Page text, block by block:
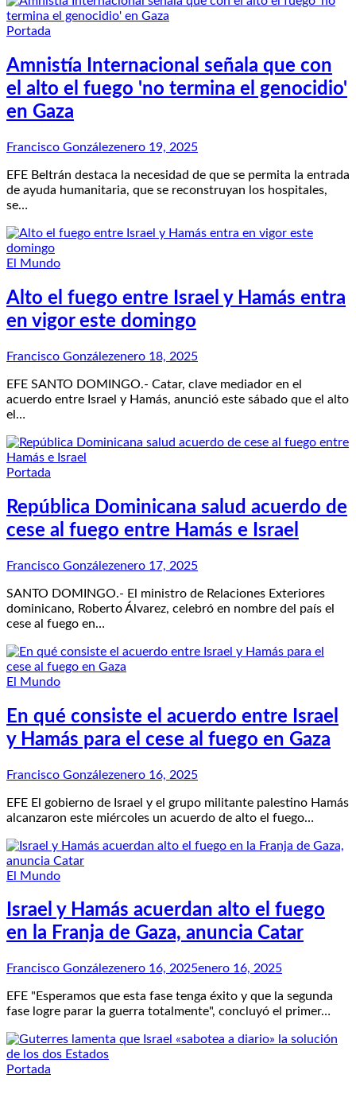
Portada
Amnistía Internacional señala que con
el alto el fuego 'no termina el genocidio'
en Gaza
Francisco Gonzálezenero 19, 2025
EFE Beltrán destaca la necesidad de que se permita la entrada
de ayuda humanitaria, que se reconstruyan los hospitales,
se…
El Mundo
Alto el fuego entre Israel y Hamás entra
en vigor este domingo
Francisco Gonzálezenero 18, 2025
EFE SANTO DOMINGO.- Catar, clave mediador en el
acuerdo entre Israel y Hamás, anunció este sábado que el alto
el…
Portada
República Dominicana salud acuerdo de
cese al fuego entre Hamás e Israel
Francisco Gonzálezenero 17, 2025
SANTO DOMINGO.- El ministro de Relaciones Exteriores
dominicano, Roberto Álvarez, celebró en nombre del país el
cese al fuego en…
El Mundo
En qué consiste el acuerdo entre Israel
y Hamás para el cese al fuego en Gaza
Francisco Gonzálezenero 16, 2025
EFE El gobierno de Israel y el grupo militante palestino Hamás
alcanzaron este miércoles un acuerdo de alto el fuego…
El Mundo
Israel y Hamás acuerdan alto el fuego
en la Franja de Gaza, anuncia Catar
Francisco Gonzálezenero 16, 2025enero 16, 2025
EFE "Esperamos que esta fase tenga éxito y que la segunda
fase logre parar la guerra totalmente", concluyó el primer…
Portada